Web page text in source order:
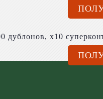
дублонов, x10